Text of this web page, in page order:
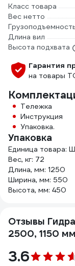
Класс товара
Вес нетто
Длина вил
Высота подхвата
Гарантия
на товары
Тележка
Инструкция
Упаковка.
Упаковка
Единица товара:
Вес, кг: 72
Длина, мм: 1250
Ширина, мм: 550
Высота, мм: 450
Отзывы
2500, 1150
3.6